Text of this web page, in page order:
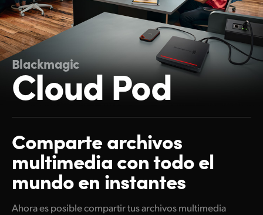
Austria
Brazil
China
France
Germany
Hong Kong SAR, China
Blackmagic
Cloud Pod
Comparte archivos
multimedia con todo el
mundo en instantes
Ahora es posible compartir tus archivos multimedia